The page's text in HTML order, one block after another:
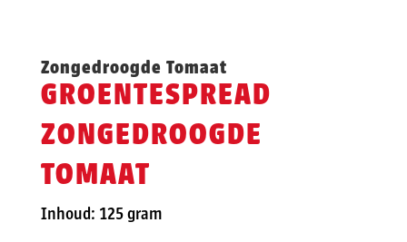
Zongedroogde Tomaat
GROENTESPREAD
ZONGEDROOGDE
TOMAAT
Inhoud: 125 gram